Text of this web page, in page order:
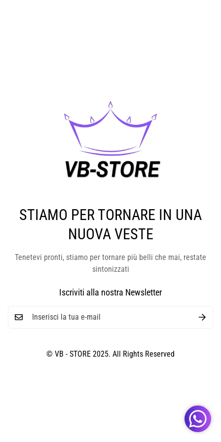
STIAMO PER TORNARE IN UNA
NUOVA VESTE
Tenetevi pronti, stiamo per tornare più belli che mai, restate
sintonizzati
Iscriviti alla nostra Newsletter
© VB - STORE 2025. All Rights Reserved